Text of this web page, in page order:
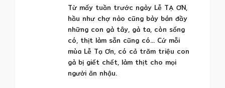
Từ mấy tuần trước ngày Lễ TẠ ƠN,
hầu như chợ nào cũng bày bán đầy
những con gà tây, gà ta, còn sống
có, thịt làm sẵn cũng có… Cứ mỗi
mùa Lễ Tạ Ơn, có cả trăm triệu con
gà bị giết chết, làm thịt cho mọi
người ăn nhậu.